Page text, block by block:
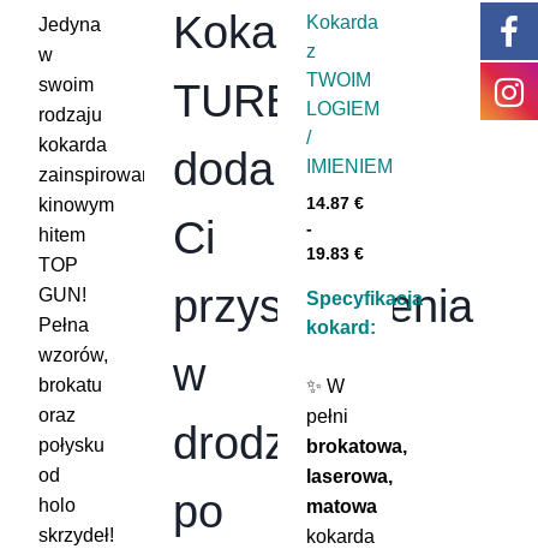
Jedyna
w
swoim
rodzaju
kokarda
zainspirowana
kinowym
hitem
TOP
GUN!
Pełna
wzorów,
brokatu
oraz
połysku
od
holo
skrzydeł!
Kokarda
TURBO
doda
Ci
przyspieszenia
w
drodze
po
Kokarda
z
TWOIM
LOGIEM
/
IMIENIEM
14.87€
-
19.83€
Specyfikacja
kokard:
✨ W
pełni
brokatowa,
laserowa,
matowa
kokarda